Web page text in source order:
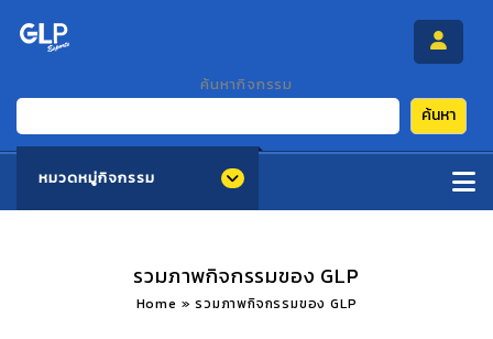
ค้นหากิจกรรม
ค้นหา
หมวดหมู่กิจกรรม
รวมภาพกิจกรรมของ GLP
Home »รวมภาพกิจกรรมของ GLP